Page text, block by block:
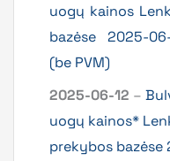
uogų kainos
bazėse 2025-
(be PVM)
2025-06-12 –
uogų kainos*
prekybos